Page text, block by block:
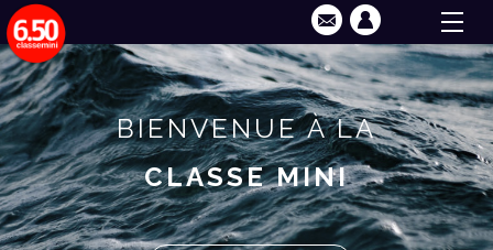
BIENVENUE À LA
CLASSE MINI